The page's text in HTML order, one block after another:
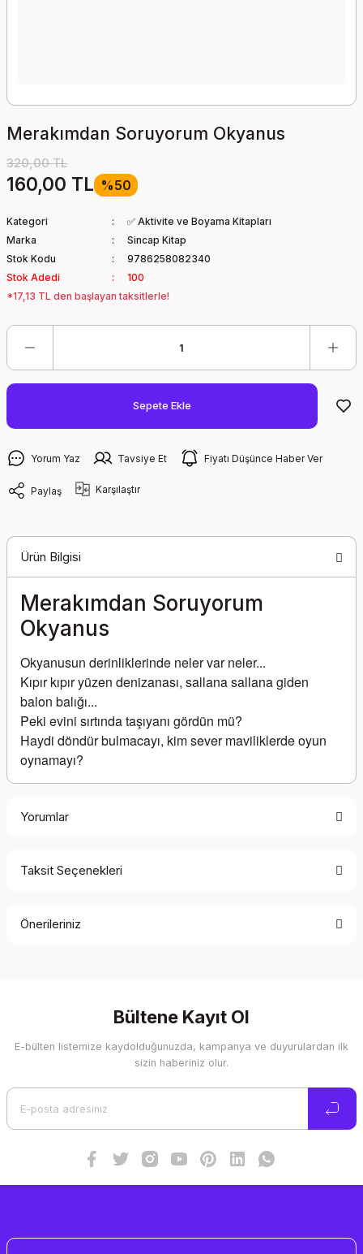
Merakımdan Soruyorum Okyanus
320,00 TL
160,00 TL %50
Kategori
✅ Aktivite ve Boyama Kitapları
Marka
Sincap Kitap
Stok Kodu
9786258082340
Stok Adedi
100
*17,13 TL den başlayan taksitlerle!
Sepete Ekle
Yorum Yaz Tavsiye Et Fiyatı Düşünce Haber Ver
Paylaş Karşılaştır
Ürün Bilgisi
Merakımdan Soruyorum
Okyanus
Okyanusun derinliklerinde neler var neler...
Kıpır kıpır yüzen denizanası, sallana sallana giden
balon balığı...
Peki evini sırtında taşıyanı gördün mü?
Haydi döndür bulmacayı, kim sever maviliklerde oyun
oynamayı?
Yorumlar
Taksit Seçenekleri
Önerileriniz
Görüş ve önerileriniz için teşekkür ederiz.
Ürün resmi kalitesiz, bozuk veya görüntülenemiyor.
Bültene Kayıt Ol
E-bülten listemize kaydolduğunuzda, kampanya ve duyurulardan ilk
sizin haberiniz olur.